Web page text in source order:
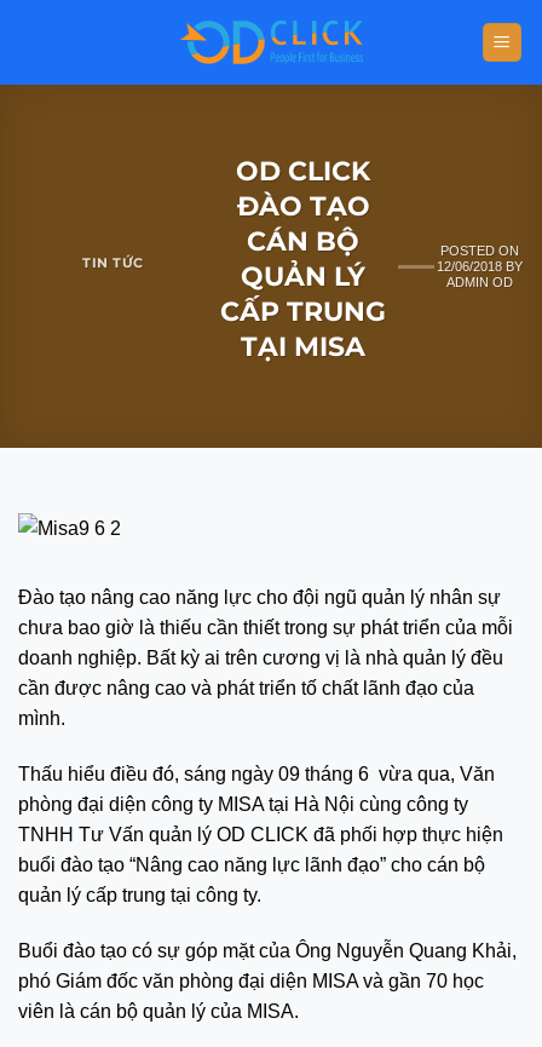
TIN TỨC
OD CLICK
ĐÀO TẠO
CÁN BỘ
QUẢN LÝ
CẤP TRUNG
TẠI MISA
POSTED ON
12/06/2018 BY
ADMIN OD
Đào tạo nâng cao năng lực cho đội ngũ quản lý nhân sự
chưa bao giờ là thiếu cần thiết trong sự phát triển của mỗi
doanh nghiệp. Bất kỳ ai trên cương vị là nhà quản lý đều
cần được nâng cao và phát triển tố chất lãnh đạo của
mình.
Thấu hiểu điều đó, sáng ngày 09 tháng 6 vừa qua, Văn
phòng đại diện công ty MISA tại Hà Nội cùng công ty
TNHH Tư Vấn quản lý OD CLICK đã phối hợp thực hiện
buổi đào tạo “Nâng cao năng lực lãnh đạo” cho cán bộ
quản lý cấp trung tại công ty.
Buổi đào tạo có sự góp mặt của Ông Nguyễn Quang Khải,
phó Giám đốc văn phòng đại diện MISA và gần 70 học
viên là cán bộ quản lý của MISA.